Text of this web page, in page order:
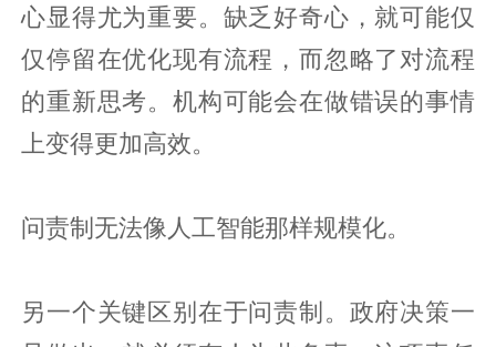
心显得尤为重要。缺乏好奇心，就可能仅
仅停留在优化现有流程，而忽略了对流程
的重新思考。机构可能会在做错误的事情
上变得更加高效。
问责制无法像人工智能那样规模化。
另一个关键区别在于问责制。政府决策一